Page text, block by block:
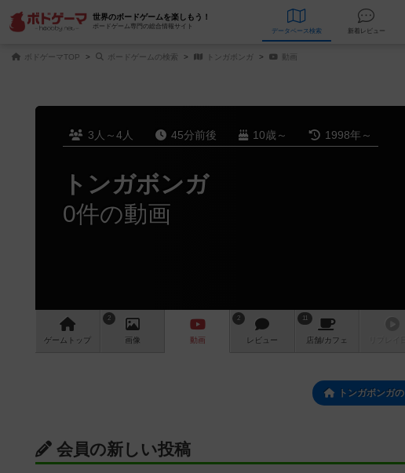
世界のボードゲームを楽しもう！
ボードゲーム専門の総合情報サイト
データベース 検索 新着
ボドゲーマTOP ボードゲームの検索 トンガボンガ 動画
3人～4人 45分前後 10歳～ 1998年～
トンガボンガ
0件の動画
ゲーム トップ
2
画像 動画
2
レビュー
11
店舗/カフェ
トンガボンガ
会員の新しい投稿